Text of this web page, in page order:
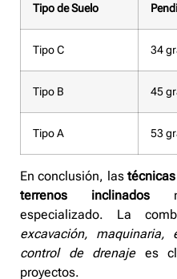
Tipo de Suelo
Tipo C 34
Tipo B 45
Tipo A 53
En conclusión, las
terrenos inclinados
especializado. La
excavación,
control de drenajees
proyectos.